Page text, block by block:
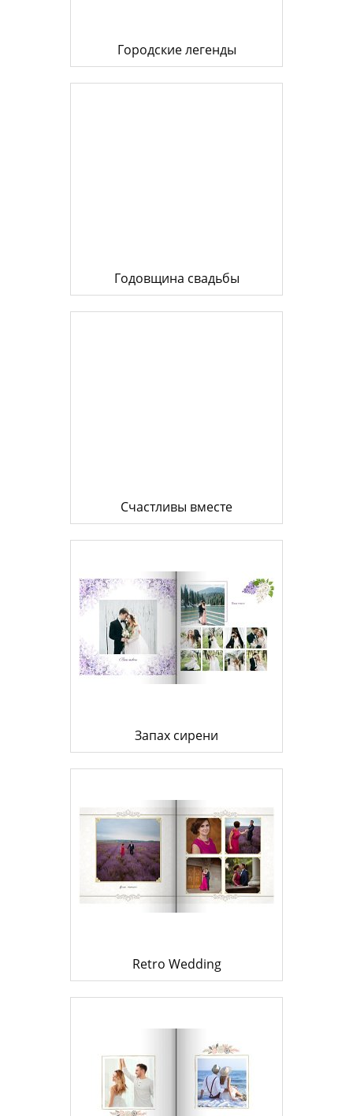
Городские легенды
Годовщина свадьбы
Счастливы вместе
Запах сирени
Retro Wedding